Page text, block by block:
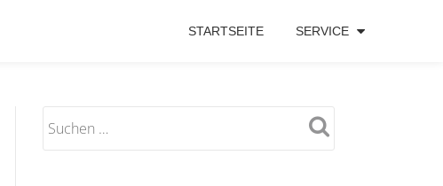
STARTSEITE SERVICE